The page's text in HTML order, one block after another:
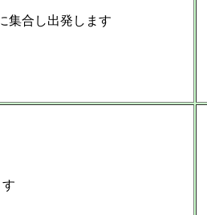
集合し出発します